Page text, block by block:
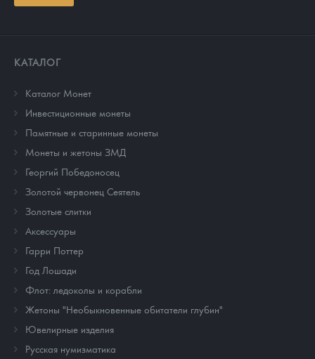
КАТАЛОГ
Каталог Монет
Инвестиционные монеты
Памятные и старинные монеты
Монеты и жетоны ЗМД
Георгий Победоносец
Золотой червонец Сеятель
Золотые слитки
Аксессуары
Гарри Поттер
Год Лошади
Флот: ледоколы и корабли
Жетоны "Необыкновенные обитатели глубин"
Ювелирные изделия
Русская нумизматика